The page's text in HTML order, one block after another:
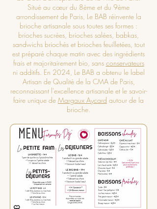
Situé au cœur du 8ème et du 9ème
arrondissement de Paris, Le BAB réinvente la
brioche artisanale sous toutes ses formes :
brioches sucrées, brioches salées, babkas,
sandwichs briochés et brioches feuilletées, tout
est préparé chaque matin avec des ingrédients
frais et majoritairement bio, sans conservateurs
ni additifs. En 2024, Le BAB a obtenu le label
Artisan de Qualité de la CMA de Paris,
reconnaissant l'excellence artisanale et le savoir-
faire unique de Margaux Aycard autour de la
brioche.